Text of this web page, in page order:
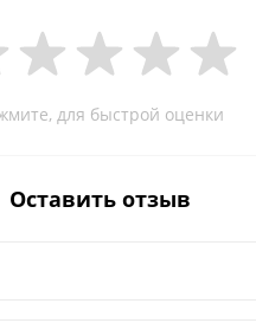
для быстрой оценки
Оставить отзыв